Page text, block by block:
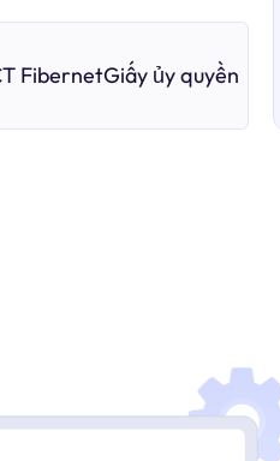
FibernetGiấy ủy quyền